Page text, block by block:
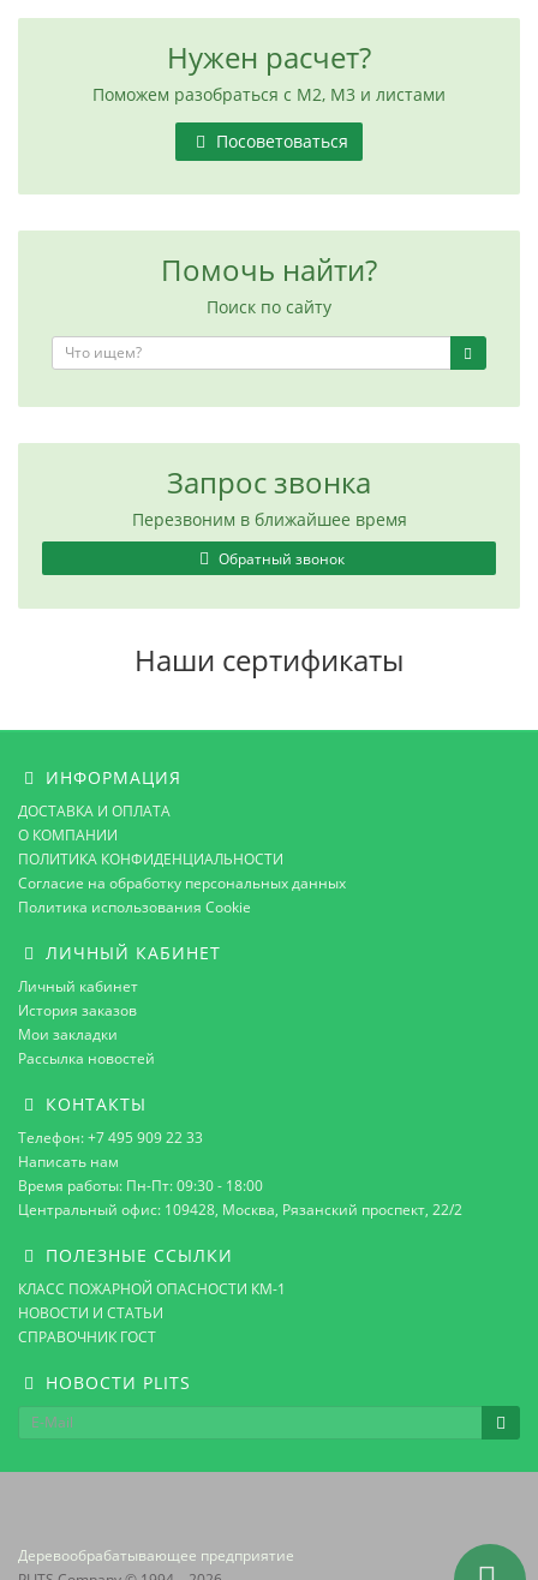
Нужен расчет?
Поможем разобраться с М2, М3 и листами
Посоветоваться
Помочь найти?
Поиск по сайту
Запрос звонка
Перезвоним в ближайшее время
Обратный звонок
Наши сертификаты
ИНФОРМАЦИЯ
ДОСТАВКА И ОПЛАТА
О КОМПАНИИ
ПОЛИТИКА КОНФИДЕНЦИАЛЬНОСТИ
Согласие на обработку персональных данных
Политика использования Cookie
ЛИЧНЫЙ КАБИНЕТ
Личный кабинет
История заказов
Мои закладки
Рассылка новостей
КОНТАКТЫ
Телефон: +7 495 909 22 33
Написать нам
Время работы: Пн-Пт: 09:30 - 18:00
Центральный офис: 109428, Москва, Рязанский проспект, 22/2
ПОЛЕЗНЫЕ ССЫЛКИ
КЛАСС ПОЖАРНОЙ ОПАСНОСТИ КМ-1
НОВОСТИ И СТАТЬИ
СПРАВОЧНИК ГОСТ
НОВОСТИ PLITS
Деревообрабатывающее предприятие